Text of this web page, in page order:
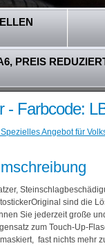
PREIS
- Farbcode:
Angebot für
sind die
Sie jederzeit große
zum Touch-Up-
fast nichts mehr